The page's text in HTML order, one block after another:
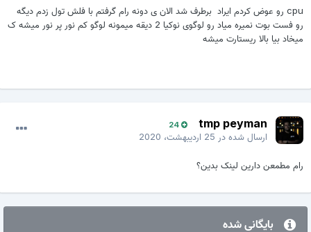
cpu رو عوض کردم ایراد برطرف شد الان ی دونه رام گرفتم با فلش تول زدم دیگه
رو فست بوت نمیره میاد رو لوگوی نوکیا 2 دیقه میمونه لوگو کم نور پر نور میشه ک
میخاد بیا بالا ریستارت میشه
tmp peyman
24
ارسال شده در25 اردیبهشت، 2020
رام مطمعن دارین لینک بدین؟
بایگانی شده